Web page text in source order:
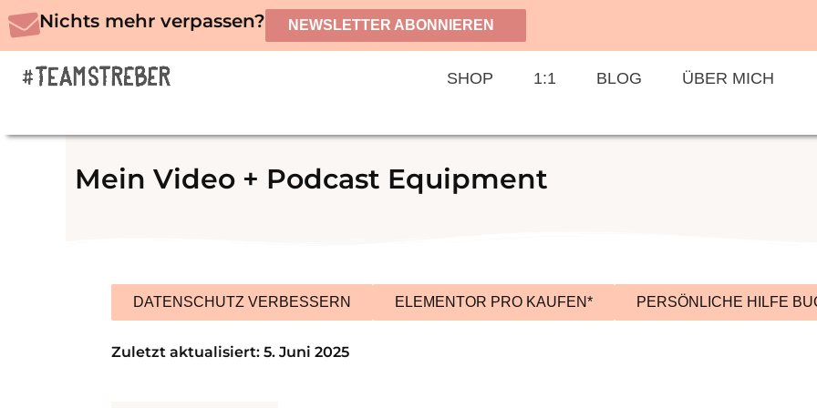
Zum
Inhalt
springen
Nichts mehr verpassen? NEWSLETTER ABONNIEREN
SHOP 1:1 BLOG ÜBER MICH
Mein Video + Podcast Equipment
DATENSCHUTZ VERBESSERN ELEMENTOR PRO KAUFEN* PERSÖNLICHE HILFE
Zuletzt aktualisiert: 5. Juni 2025